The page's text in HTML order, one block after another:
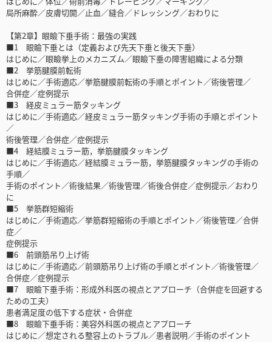
局所麻酔／皮膚切開／止血／縫合／ドレッシング／おわりに
【第2章】眼瞼下垂手術：最強の実践
■1 眼瞼下垂とは（定義および先天下垂と後天下垂）
はじめに／眼瞼挙上のメカニズム／眼瞼下垂の障害組織による分類
■2 挙筋腱膜前転術
はじめに／手術適応／挙筋腱膜前転術の手順とポイント／術後管理／
合併症／症例提示
■3 経皮ミュラー筋タッキング
はじめに／手術適応／経皮ミュラー筋タッキング手術の手順とポイント
／
術後管理／合併症／症例提示
■4 経結膜ミュラー筋，挙筋腱膜タッキング
はじめに／手術適応／経結膜ミュラー筋，挙筋腱膜タッキングの手術の
手順／
手術のポイント／術後結果／術後管理／術後合併症／症例提示／おわり
に
■5 挙筋群短縮術
はじめに／手術適応／挙筋群短縮術の手順とポイント／術後管理／合併
症／
症例提示
■6 前頭筋吊り上げ術
はじめに／手術適応／前頭筋吊り上げ術の手順とポイント／術後管理／
合併症／症例提示
■7 眼瞼下垂手術：形成外科医の視点とアプローチ（合併症を回避する
ための工夫）
患者満足度の低下する症状・合併症
■8 眼瞼下垂手術：美容外科医の視点とアプローチ
はじめに／想定される整容上のトラブル／患者説明／手術のポイント